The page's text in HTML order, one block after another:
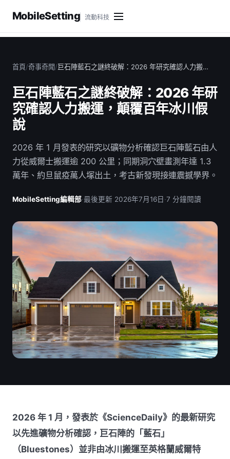
MobileSetting 流動科技
首頁/奇事奇聞/巨石陣藍石之謎終破解：2026 年研究確認人力搬…
巨石陣藍石之謎終破解：2026 年研
究確認人力搬運，顛覆百年冰川假
說
2026 年 1 月發表的研究以礦物分析確認巨石陣藍石由人
力從威爾士搬運逾 200 公里；同期洞穴壁畫測年達 1.3
萬年、約旦鼠疫萬人塚出土，考古新發現接連震撼學界。
MobileSetting編輯部·最後更新 2026年7月16日 ·7 分鐘閱讀
2026 年 1 月，發表於《ScienceDaily》的最新研究
以先進礦物分析確認，巨石陣的「藍石」
（Bluestones）並非由冰川搬運至英格蘭威爾特